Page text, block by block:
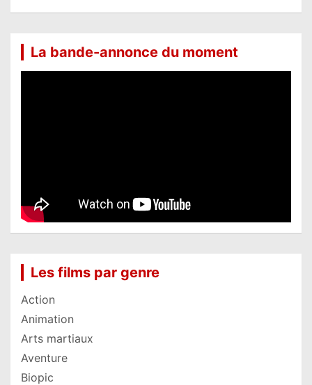
La bande-annonce du moment
Les films par genre
Action
Animation
Arts martiaux
Aventure
Biopic